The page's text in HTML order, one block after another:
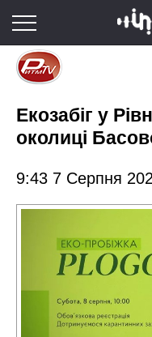
Екозабіг у
околиці
9:43 7 Серпня